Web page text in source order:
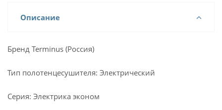
Описание
Бренд Terminus (Россия)
Тип полотенцесушителя: Электрический
Серия: Электрика эконом